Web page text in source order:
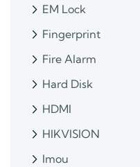
EM Lock
Fingerprint
Fire Alarm
Hard Disk
HDMI
HIKVISION
Imou